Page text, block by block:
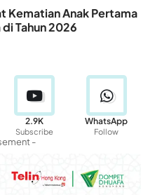
Kematian Anak Pertama
Tahun 2026
2.9K
Subscribe
WhatsApp
Follow
-